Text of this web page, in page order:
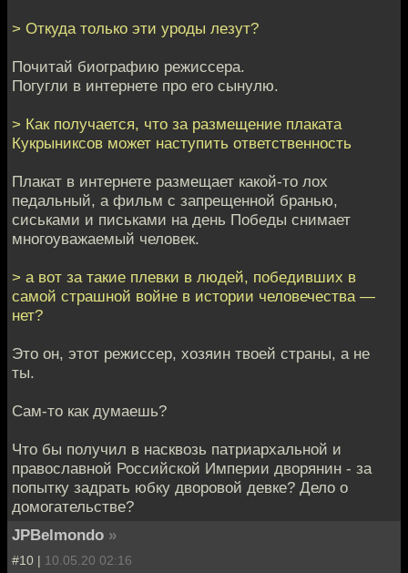
> Откуда только эти уроды лезут?
Почитай биографию режиссера.
Погугли в интернете про его сынулю.
> Как получается, что за размещение плаката
Кукрыниксов может наступить ответственность
Плакат в интернете размещает какой-то лох
педальный, а фильм с запрещенной бранью,
сиськами и письками на день Победы снимает
многоуважаемый человек.
> а вот за такие плевки в людей, победивших в
самой страшной войне в истории человечества —
нет?
Это он, этот режиссер, хозяин твоей страны, а не
ты.
Сам-то как думаешь?
Что бы получил в насквозь патриархальной и
православной Российской Империи дворянин - за
попытку задрать юбку дворовой девке? Дело о
домогательстве?
JPBelmondo »
#10 | 10.05.20 02:16